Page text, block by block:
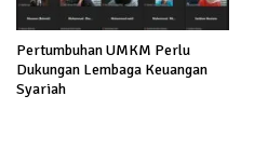
Pertumbuhan UMKM Perlu
Dukungan Lembaga Keuangan
Syariah